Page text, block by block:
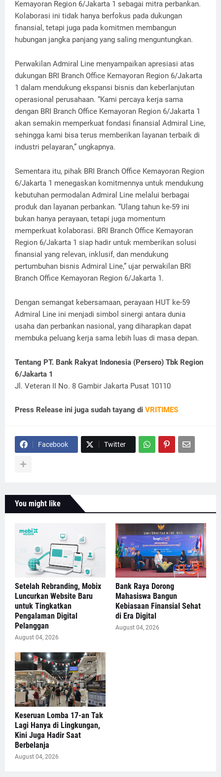
Kemayoran Region 6/Jakarta 1 sebagai mitra perbankan.
Kolaborasi ini tidak hanya berfokus pada dukungan
finansial, tetapi juga pada komitmen membangun
hubungan jangka panjang yang saling menguntungkan.
Perwakilan Admiral Line menyampaikan apresiasi atas
dukungan BRI Branch Office Kemayoran Region 6/Jakarta
1 dalam mendukung ekspansi bisnis dan keberlanjutan
operasional perusahaan. “Kami percaya kerja sama
dengan BRI Branch Office Kemayoran Region 6/Jakarta 1
akan semakin memperkuat fondasi finansial Admiral Line,
sehingga kami bisa terus memberikan layanan terbaik di
industri pelayaran,” ungkapnya.
Sementara itu, pihak BRI Branch Office Kemayoran Region
6/Jakarta 1 menegaskan komitmennya untuk mendukung
kebutuhan permodalan Admiral Line melalui berbagai
produk dan layanan perbankan. “Ulang tahun ke-59 ini
bukan hanya perayaan, tetapi juga momentum
memperkuat kolaborasi. BRI Branch Office Kemayoran
Region 6/Jakarta 1 siap hadir untuk memberikan solusi
finansial yang relevan, inklusif, dan mendukung
pertumbuhan bisnis Admiral Line,” ujar perwakilan BRI
Branch Office Kemayoran Region 6/Jakarta 1.
Dengan semangat kebersamaan, perayaan HUT ke-59
Admiral Line ini menjadi simbol sinergi antara dunia
usaha dan perbankan nasional, yang diharapkan dapat
membuka peluang kerja sama lebih luas di masa depan.
Tentang PT. Bank Rakyat Indonesia (Persero) Tbk Region
6/Jakarta 1
Jl. Veteran II No. 8 Gambir Jakarta Pusat 10110
Press Release ini juga sudah tayang di VRITIMES
Facebook Twitter
You might like
Setelah Rebranding, Mobix
Luncurkan Website Baru
untuk Tingkatkan
Pengalaman Digital
Pelanggan
August 04, 2026
Bank Raya Dorong
Mahasiswa Bangun
Kebiasaan Finansial Sehat
di Era Digital
August 04, 2026
Keseruan Lomba 17-an Tak
Lagi Hanya di Lingkungan,
Kini Juga Hadir Saat
Berbelanja
August 04, 2026